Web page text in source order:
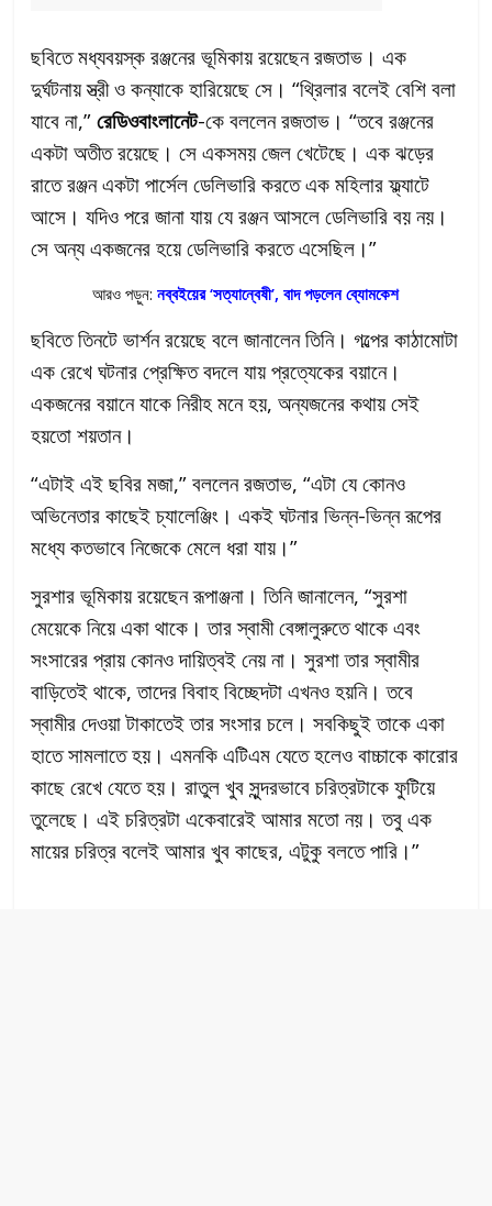
ছবিতে মধ্যবয়স্ক রঞ্জনের ভূমিকায় রয়েছেন রজতাভ। এক
দুর্ঘটনায় স্ত্রী ও কন্যাকে হারিয়েছে সে। “থ্রিলার বলেই বেশি বলা
যাবে না,”রেডিওবাংলানেট-কে বললেন রজতাভ। “তবে রঞ্জনের
একটা অতীত রয়েছে। সে একসময় জেল খেটেছে। এক ঝড়ের
রাতে রঞ্জন একটা পার্সেল ডেলিভারি করতে এক মহিলার ফ্ল্যাটে
আসে। যদিও পরে জানা যায় যে রঞ্জন আসলে ডেলিভারি বয় নয়।
সে অন্য একজনের হয়ে ডেলিভারি করতে এসেছিল।”
আরও পড়ুন:নব্বইয়ের ‘সত্যান্বেষী’, বাদ পড়লেন ব্যোমকেশ
ছবিতে তিনটে ভার্শন রয়েছে বলে জানালেন তিনি। গল্পের কাঠামোটা
এক রেখে ঘটনার প্রেক্ষিত বদলে যায় প্রত্যেকের বয়ানে।
একজনের বয়ানে যাকে নিরীহ মনে হয়, অন্যজনের কথায় সেই
হয়তো শয়তান।
“এটাই এই ছবির মজা,” বললেন রজতাভ, “এটা যে কোনও
অভিনেতার কাছেই চ্যালেঞ্জিং। একই ঘটনার ভিন্ন-ভিন্ন রূপের
মধ্যে কতভাবে নিজেকে মেলে ধরা যায়।”
সুরশার ভূমিকায় রয়েছেন রূপাঞ্জনা। তিনি জানালেন, “সুরশা
মেয়েকে নিয়ে একা থাকে। তার স্বামী বেঙ্গালুরুতে থাকে এবং
সংসারের প্রায় কোনও দায়িত্বই নেয় না। সুরশা তার স্বামীর
বাড়িতেই থাকে, তাদের বিবাহ বিচ্ছেদটা এখনও হয়নি। তবে
স্বামীর দেওয়া টাকাতেই তার সংসার চলে। সবকিছুই তাকে একা
হাতে সামলাতে হয়। এমনকি এটিএম যেতে হলেও বাচ্চাকে কারোর
কাছে রেখে যেতে হয়। রাতুল খুব সুন্দরভাবে চরিত্রটাকে ফুটিয়ে
তুলেছে। এই চরিত্রটা একেবারেই আমার মতো নয়। তবু এক
মায়ের চরিত্র বলেই আমার খুব কাছের, এটুকু বলতে পারি।”